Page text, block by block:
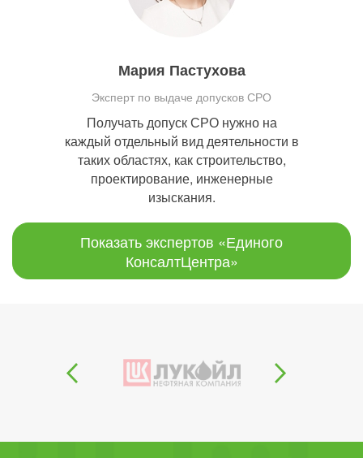
Мария Пастухова
Эксперт по выдаче допусков СРО
Получать допуск СРО нужно на
каждый отдельный вид деятельности в
таких областях, как строительство,
проектирование, инженерные
изыскания.
Показать экспертов «Единого
КонсалтЦентра»